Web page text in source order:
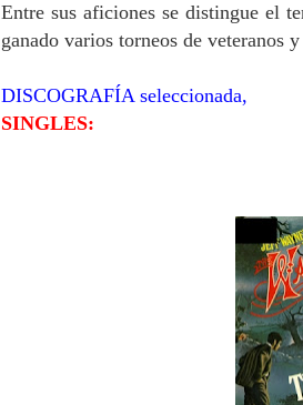
Entre sus aficiones se distingue el
ganado varios torneos de veteranos
DISCOGRAFÍA seleccionada,
SINGLES: